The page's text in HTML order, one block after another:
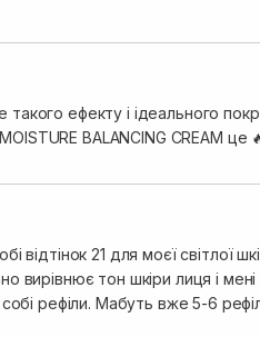
ефекту і ідеального
BALANCING CREAM це
відтінок 21 для моєї
вирівнює тон шкіри лиця і
рефіли. Мабуть вже 5-6